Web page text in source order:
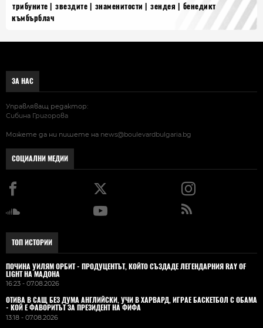
трибуните
звездите знаменитости зендея
бенедикт
къмбърблач
ЗА НАС
Управляващ редактор:
Сибина Григорова
Можете да ни пишете на news@boulevardbulgaria.bg
СОЦИАЛНИ МЕДИИ
ТОП ИСТОРИИ
ПОЧИНА УИЛЯМ ОРБИТ - ПРОДУЦЕНТЪТ, КОЙТО СЪЗДАДЕ ЛЕГЕНДАРНИЯ RAY OF
LIGHT НА МАДОНА
16:23 - 07.08.2026
ОТИВА В САЩ БЕЗ ДУМА АНГЛИЙСКИ, УЧИ В ХАРВАРД, ИГРАЕ БАСКЕТБОЛ С ОБАМА
- КОЙ Е ФАВОРИТЪТ ЗА ПРЕЗИДЕНТ НА ФИФА
13:18 - 07.08.2026